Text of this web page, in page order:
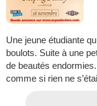
Une jeune étudiante
boulots. Suite à une
de beautés
comme si rien ne